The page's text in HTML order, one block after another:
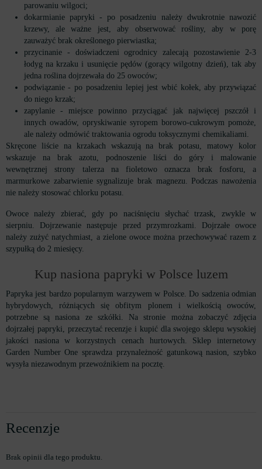
parowaniu wilgoci;
dokarmianie papryki - po posadzeniu należy dwukrotnie nawozić
krzewy, ale ważne jest, aby obserwować rośliny, aby w porę
zauważyć brak określonego pierwiastka;
przycinanie - doświadczeni ogrodnicy zalecają pozostawienie 2-3
łodyg na krzaku i usunięcie pędów (gorący wilgotny dzień), tak aby
jedna roślina dojrzewała do 25 owoców;
podwiązanie - po posadzeniu lepiej jest wbić kołek, aby przywiązać
do niego krzak;
zapylanie - miejsce powinno przyciągać jak najwięcej pszczół i
innych owadów, opryskiwanie syropem borowo-cukrowym pomoże,
ale należy odmówić traktowania ogrodu toksycznymi chemikaliami.
Skręcone liście na krzakach wskazują na brak potasu, matowy kolor
wskazuje na brak azotu, podnoszenie liści do góry i malowanie
wewnętrznej strony talerza na fioletowo oznacza brak fosforu, a
marmurkowe zabarwienie sygnalizuje brak magnezu. Podczas nawożenia
nie należy stosować chlorku potasu.
Owoce należy zbierać, gdy po naciśnięciu słychać trzask, zwykle w
sierpniu. Dojrzewanie następuje przed przymrozkami. Dojrzałe owoce
należy zużyć natychmiast, a zielone owoce można przechowywać razem z
szypułką do 2 miesięcy.
Kup nasiona papryki w Polsce luzem
Papryka jest bardzo popularnym warzywem w Polsce. Do sadzenia odmian
hybrydowych, różniących się obfitym plonem i wielkością owoców,
potrzebne są nasiona ze szkółki. Na stronie można zobaczyć zdjęcia
dojrzałej papryki, przeczytać recenzje i kupić dla swojego sklepu wysokiej
jakości nasiona w korzystnych cenach hurtowych. Sklep internetowy
Garden Number One sprawdza przynależność gatunkową nasion, szybko
wysyła niezawodnym przewoźnikiem na pocztę.
Recenzje
Brak opinii dla tego produktu.